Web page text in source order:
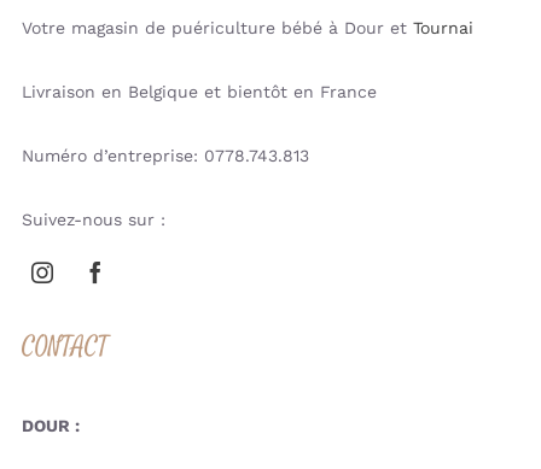
Votre magasin de puériculture bébé à Dour et Tournai
Livraison en Belgique et bientôt en France
Numéro d’entreprise: 0778.743.813
Suivez-nous sur :
CONTACT
DOUR :